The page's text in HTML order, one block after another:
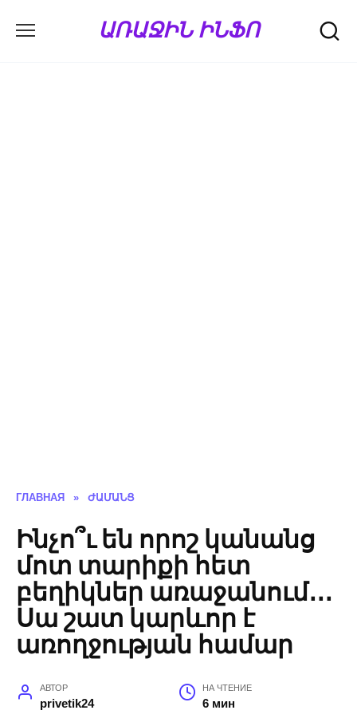
ԱՌԱՋԻՆ ԻՆՖՈ
ГЛАВНАЯ » ԺԱՄԱՆՑ
Ինչո՞ւ են որոշ կանանց
մոտ տարիքի հետ
բեղիկներ առաջանում․․․
Սա շատ կարևոր է
առողջության համար
АВТОР
privetik24
НА ЧТЕНИЕ
6 мин